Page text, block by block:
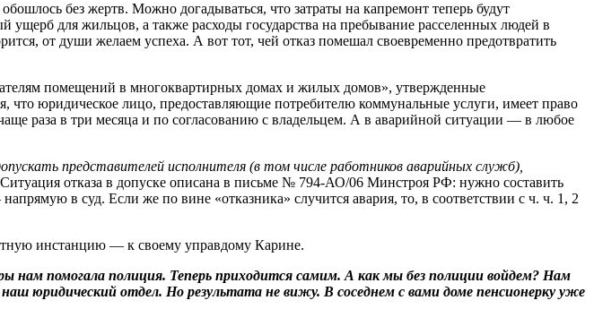
без жертв. Можно догадываться, что затраты на капремонт теперь будут
для жильцов, а также расходы государства на пребывание расселенных людей в
от души желаем успеха. А вот тот, чей отказ помешал своевременно предотвратить
помещений в многоквартирных домах и жилых домов», утвержденные
что юридическое лицо, предоставляющие потребителю коммунальные услуги, имеет право
раза в три месяца и по согласованию с владельцем. А в аварийной ситуации — в любое
представителей исполнителя (в том числе работников аварийных служб),
отказа в допуске описана в письме № 794‑АО/06 Минстроя РФ: нужно составить
в суд. Если же по вине «отказника» случится авария, то, в соответствии с ч. ч. 1, 2
инстанцию — к своему управдому Карине.
нам помогала полиция. Теперь приходится самим. А как мы без полиции войдем? Нам
отдел. Но результата не вижу. В соседнем с вами доме пенсионерку уже